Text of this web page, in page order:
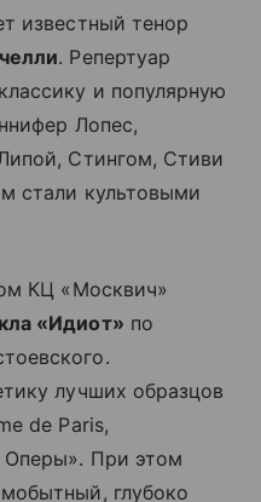
известный тенор
. Репертуар
и популярную
Лопес,
Стингом, Стиви
стали культовыми
КЦ «Москвич»
«Идиот» по
лучших образцов
de Paris,
Оперы». При этом
глубоко